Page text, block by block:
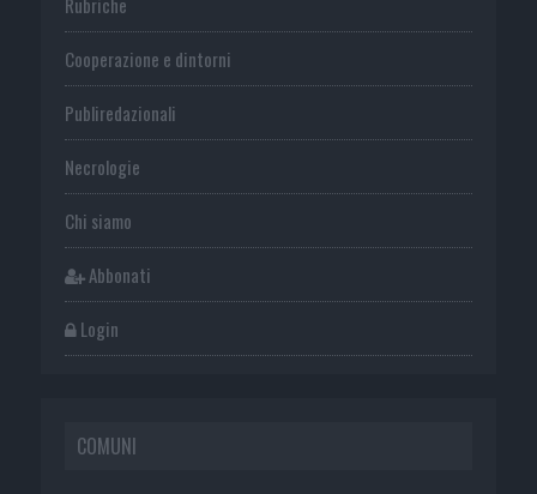
Cooperazione e dintorni
Publiredazionali
Necrologie
Chi siamo
Abbonati
Login
COMUNI